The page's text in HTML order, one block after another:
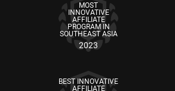
MOST
INNOVATIVE
AFFILIATE
PROGRAM IN
SOUTHEAST ASIA
2023
BEST INNOVATIVE
AFFILIATE